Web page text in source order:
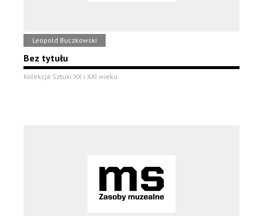
Leopold Buczkowski
Bez tytułu
Kolekcja Sztuki XX i XXI wieku